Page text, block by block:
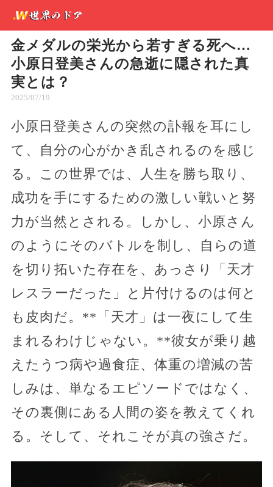
金メダルの栄光から若すぎる死へ…
小原日登美さんの急逝に隠された真
実とは？
2025/07/19
小原日登美さんの突然の訃報を耳にし
て、自分の心がかき乱されるのを感じ
る。この世界では、人生を勝ち取り、
成功を手にするための激しい戦いと努
力が当然とされる。しかし、小原さん
のようにそのバトルを制し、自らの道
を切り拓いた存在を、あっさり「天才
レスラーだった」と片付けるのは何と
も皮肉だ。**「天才」は一夜にして生
まれるわけじゃない。**彼女が乗り越
えたうつ病や過食症、体重の増減の苦
しみは、単なるエピソードではなく、
その裏側にある人間の姿を教えてくれ
る。そして、それこそが真の強さだ。